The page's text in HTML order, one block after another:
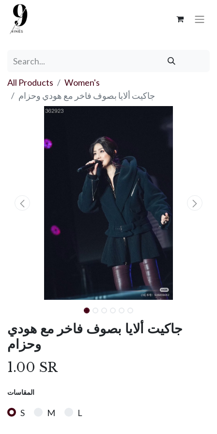
All Products
Women's
جاكيت ألايا بصوف فاخر مع هودي وحزام
جاكيت ألايا بصوف فاخر مع هودي
وحزام
1.00 SR
المقاسات
S M L